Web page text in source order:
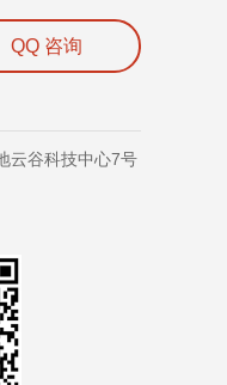
QQ 咨询
云谷科技中心7号